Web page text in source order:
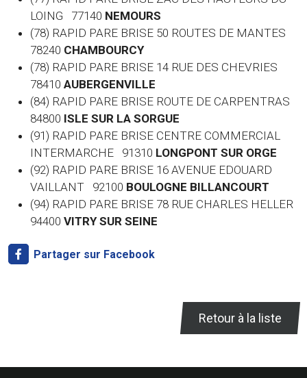
LOING 77140 NEMOURS
(78) RAPID PARE BRISE 50 ROUTES DE MANTES
78240 CHAMBOURCY
(78) RAPID PARE BRISE 14 RUE DES CHEVRIES
78410 AUBERGENVILLE
(84) RAPID PARE BRISE ROUTE DE CARPENTRAS
84800 ISLE SUR LA SORGUE
(91) RAPID PARE BRISE CENTRE COMMERCIAL
INTERMARCHE 91310 LONGPONT SUR ORGE
(92) RAPID PARE BRISE 16 AVENUE EDOUARD
VAILLANT 92100 BOULOGNE BILLANCOURT
(94) RAPID PARE BRISE 78 RUE CHARLES HELLER
94400 VITRY SUR SEINE
Partager sur Facebook
Retour à la liste